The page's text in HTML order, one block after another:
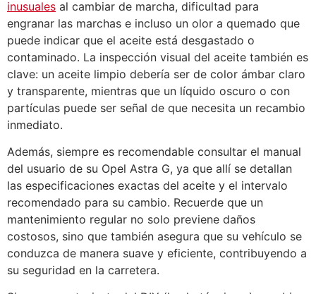
inusuales al cambiar de marcha, dificultad para
engranar las marchas e incluso un olor a quemado que
puede indicar que el aceite está desgastado o
contaminado. La inspección visual del aceite también es
clave: un aceite limpio debería ser de color ámbar claro
y transparente, mientras que un líquido oscuro o con
partículas puede ser señal de que necesita un recambio
inmediato.
Además, siempre es recomendable consultar el manual
del usuario de su Opel Astra G, ya que allí se detallan
las especificaciones exactas del aceite y el intervalo
recomendado para su cambio. Recuerde que un
mantenimiento regular no solo previene daños
costosos, sino que también asegura que su vehículo se
conduzca de manera suave y eficiente, contribuyendo a
su seguridad en la carretera.